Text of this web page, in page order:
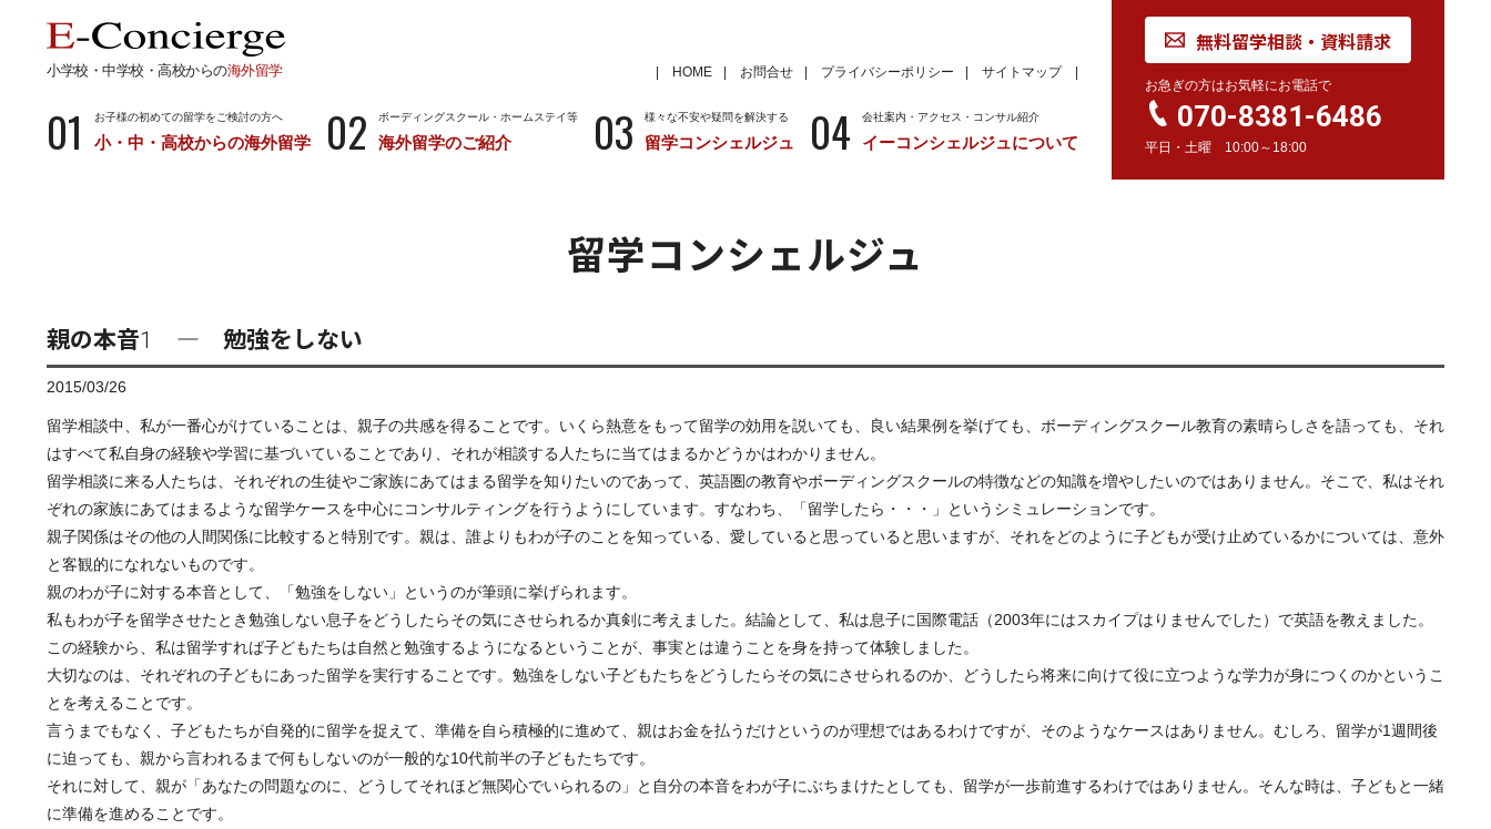
小学校・中学校・高校からの海外留学 HOME お問合せ プライバシーポリシー サイトマップ
01 お子様の初めての留学をご検討の方へ
小・中・高校からの海外留学 02 ボーディングスクール・ホームステイ等
海外留学のご紹介
高校生からのボーディングスクール
留学情報 学校情報
03 様々な不安や疑問を解決する
留学コンシェルジュ 04 会社案内・アクセス・コンサル紹介
イーコンシェルジュについて
無料留学相談・資料請求
お急ぎの方はお気軽にお電話で
070-8381-6486
平日・土曜 10:00～18:00
留学コンシェルジュ
親の本音1 ― 勉強をしない
2015/03/26
留学相談中、私が一番心がけていることは、親子の共感を得ることです。いくら熱意をもって留学の効用を説いても、良い結果例を挙げても、ボーディングスクール教育の素晴らしさを語っても、それ
はすべて私自身の経験や学習に基づいていることであり、それが相談する人たちに当てはまるかどうかはわかりません。
留学相談に来る人たちは、それぞれの生徒やご家族にあてはまる留学を知りたいのであって、英語圏の教育やボーディングスクールの特徴などの知識を増やしたいのではありません。そこで、私はそれ
ぞれの家族にあてはまるような留学ケースを中心にコンサルティングを行うようにしています。すなわち、「留学したら・・・」というシミュレーションです。
親子関係はその他の人間関係に比較すると特別です。親は、誰よりもわが子のことを知っている、愛していると思っていると思いますが、それをどのように子どもが受け止めているかについては、意外
と客観的になれないものです。
親のわが子に対する本音として、「勉強をしない」というのが筆頭に挙げられます。
私もわが子を留学させたとき勉強しない息子をどうしたらその気にさせられるか真剣に考えました。結論として、私は息子に国際電話（2003年にはスカイプはりませんでした）で英語を教えました。
この経験から、私は留学すれば子どもたちは自然と勉強するようになるということが、事実とは違うことを身を持って体験しました。
大切なのは、それぞれの子どもにあった留学を実行することです。勉強をしない子どもたちをどうしたらその気にさせられるのか、どうしたら将来に向けて役に立つような学力が身につくのかというこ
とを考えることです。
言うまでもなく、子どもたちが自発的に留学を捉えて、準備を自ら積極的に進めて、親はお金を払うだけというのが理想ではあるわけですが、そのようなケースはありません。むしろ、留学が1週間後
に迫っても、親から言われるまで何もしないのが一般的な10代前半の子どもたちです。
それに対して、親が「あなたの問題なのに、どうしてそれほど無関心でいられるの」と自分の本音をわが子にぶちまけたとしても、留学が一歩前進するわけではありません。そんな時は、子どもと一緒
に準備を進めることです。